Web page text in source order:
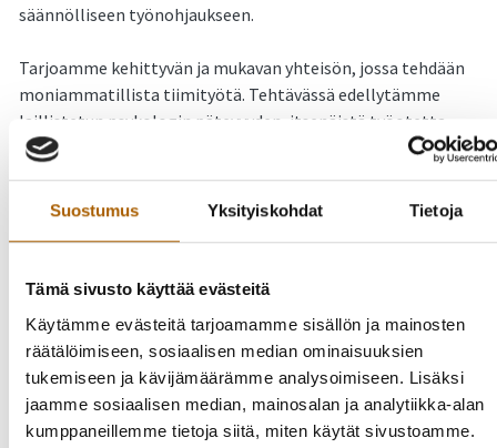
Suostumus Yksityiskohdat Tietoja
Tämä sivusto käyttää evästeitä
Käytämme evästeitä tarjoamamme sisällön ja mainosten
räätälöimiseen, sosiaalisen median ominaisuuksien
tukemiseen ja kävijämäärämme analysoimiseen. Lisäksi
jaamme sosiaalisen median, mainosalan ja analytiikka-alan
kumppaneillemme tietoja siitä, miten käytät sivustoamme.
säännölliseen työnohjaukseen.
Tarjoamme kehittyvän ja mukavan yhteisön, jossa tehdään
moniammatillista tiimityötä. Tehtävässä edellytämme
laillistetun psykologin pätevyyden, itsenäistä työotetta,
kykyä työskennellä moniammatillisissa verkostoissa sekä
lasten, nuorten ja perheiden parissa.
osoitteessa:
https://www.kuntarekry.fi/fi/tyopaikat/
Tyrnävä tarjoaa mukavampaa arkea lähellä
kaupunkia. Olemme laadukkaiden lähipalveluiden ja
viihtyisämmän asumisen kunta, josta on helppoa hyödyntää
Oulun kaupunkiseudun koko tarjontaa. Nopeiden yhteyksien